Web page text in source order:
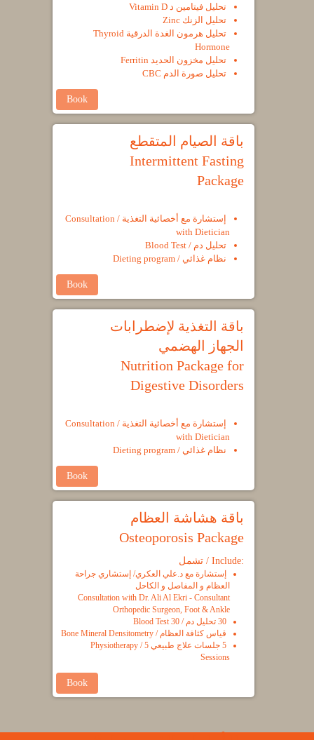
تحليل فيتامين د Vitamin D
تحليل الزنك Zinc
تحليل هرمون الغدة الدرقية Thyroid
Hormone
تحليل مخزون الحديد Ferritin
تحليل صورة الدم CBC
Book
باقة الصيام المتقطع
Intermittent Fasting
Package
إستشارة مع أخصائية التغذية / Consultation
with Dietician
تحليل دم / Blood Test
نظام غذائي / Dieting program
Book
باقة التغذية لإضطرابات
الجهاز الهضمي
Nutrition Package for
Digestive Disorders
إستشارة مع أخصائية التغذية / Consultation
with Dietician
نظام غذائي / Dieting program
Book
باقة هشاشة العظام
Osteoporosis Package
تشمل / Include:
إستشارة مع د.علي العكري/ إستشاري جراحة
العظام و المفاصل و الكاحل
Consultation with Dr. Ali Al Ekri - Consultant
Orthopedic Surgeon, Foot & Ankle
30 تحليل دم / 30 Blood Test
قياس كثافة العظام / Bone Mineral Densitometry
5 جلسات علاج طبيعي 5 / Physiotherapy
Sessions
Book